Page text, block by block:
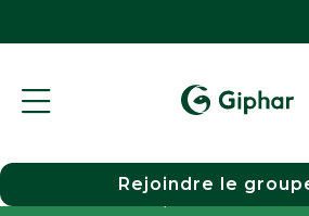
Choisir une pharmacie
Rejoindre le